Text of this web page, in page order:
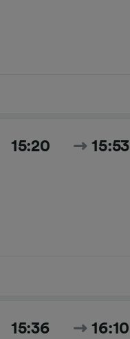
15:20 15:53
15:36 16:10